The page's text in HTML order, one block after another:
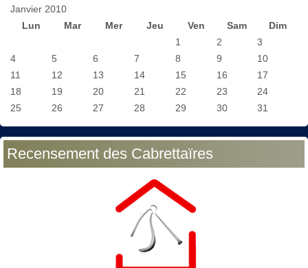
Janvier 2010
Lun
Mar Mer Jeu Ven Sam
Dim
1
2
3
4
5 6 7 8 9
10
11
12 13 14 15 16
17
18
19 20 21 22 23
24
25
26 27 28 29 30 31
Recensement des Cabrettaïres